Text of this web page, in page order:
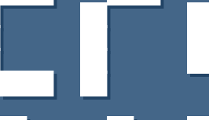
██      ██
████  ██